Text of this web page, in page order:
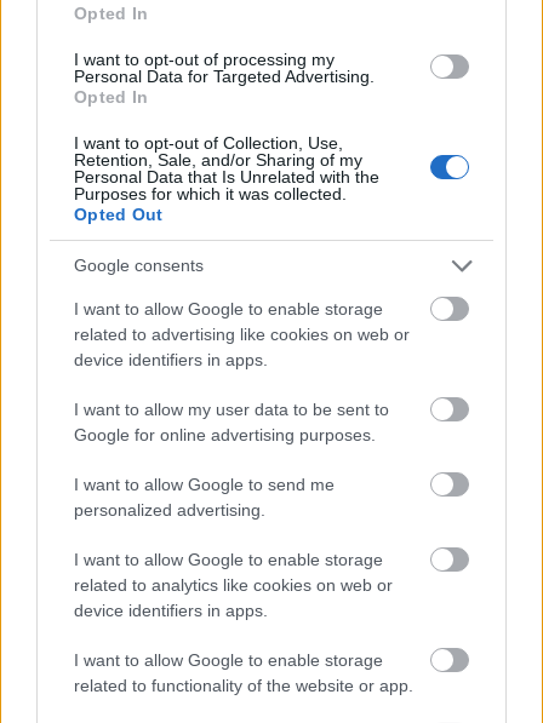
Opted In
I want to opt-out of processing my
Personal Data for Targeted Advertising.
Opted In
I want to opt-out of Collection, Use,
Retention, Sale, and/or Sharing of my
Personal Data that Is Unrelated with the
Purposes for which it was collected.
Opted Out
Google consents
I want to allow Google to enable storage
related to advertising like cookies on web or
device identifiers in apps.
I want to allow my user data to be sent to
Google for online advertising purposes.
I want to allow Google to send me
personalized advertising.
I want to allow Google to enable storage
related to analytics like cookies on web or
device identifiers in apps.
I want to allow Google to enable storage
related to functionality of the website or app.
Minden idők legjövedelmezőbbje és
legdrágábbja volt az amerikai foci vb -
gyorsmérleg
HÍREK 2026. júl. 20.
Mi lett Alain Delon vagyonával? Adóhatósági
csavar a sztoriban